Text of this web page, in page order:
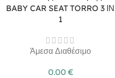
BABY CAR SEAT TORRO 3 ΙΝ
1
Άμεσα Διαθέσιμο
0.00 €